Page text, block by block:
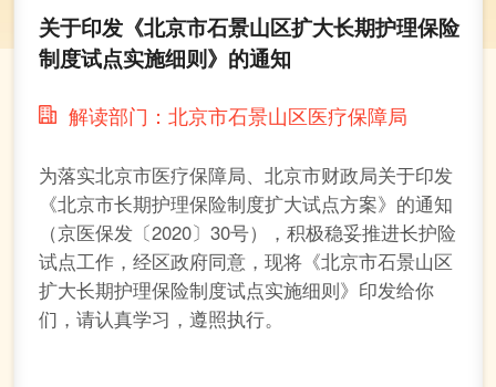
关于印发《北京市石景山区扩大长期护理保险
制度试点实施细则》的通知
解读部门：北京市石景山区医疗保障局
为落实北京市医疗保障局、北京市财政局关于印发
《北京市长期护理保险制度扩大试点方案》的通知
（京医保发〔2020〕30号），积极稳妥推进长护险
试点工作，经区政府同意，现将《北京市石景山区
扩大长期护理保险制度试点实施细则》印发给你
们，请认真学习，遵照执行。